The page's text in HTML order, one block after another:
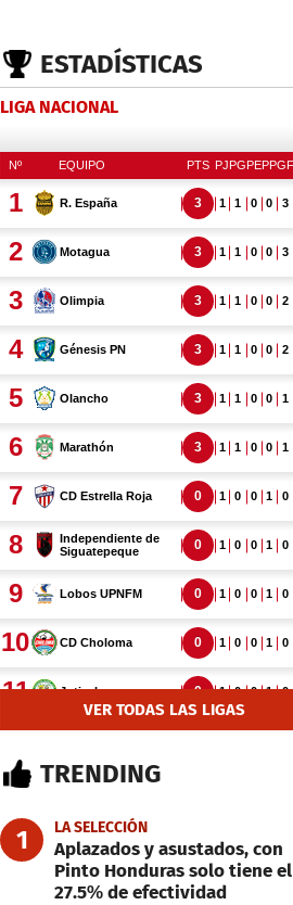
ESTADÍSTICAS
LIGA NACIONAL
VER TODAS LAS LIGAS
TRENDING
1 LA SELECCIÓN
Aplazados y asustados, con
Pinto Honduras solo tiene el
27.5% de efectividad